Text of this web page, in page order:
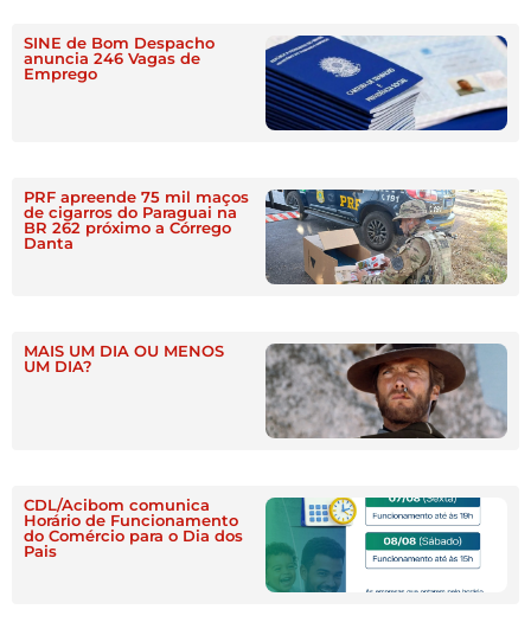
SINE de Bom Despacho
anuncia 246 Vagas de
Emprego
PRF apreende 75 mil maços
de cigarros do Paraguai na
BR 262 próximo a Córrego
Danta
MAIS UM DIA OU MENOS
UM DIA?
CDL/Acibom comunica
Horário de Funcionamento
do Comércio para o Dia dos
Pais